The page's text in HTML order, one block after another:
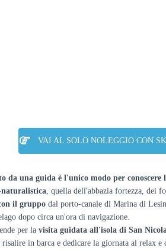
VAI AL SOLO NOLEGGIO CON
da una guida è l'unico modo per conoscere
naturalistica, quella dell'abbazia fortezza, dei
il gruppo dal porto-canale di Marina di
dopo circa un'ora di navigazione.
per la visita guidata all'isola di San
in barca e dedicare la giornata al relax e